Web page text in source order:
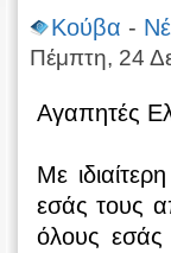
Κούβα -
Πέμπτη, 24
Αγαπητές
Με
εσάς τους
όλους εσάς